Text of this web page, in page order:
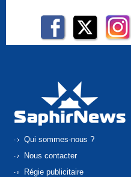
Qui sommes-nous ?
Nous contacter
Régie publicitaire